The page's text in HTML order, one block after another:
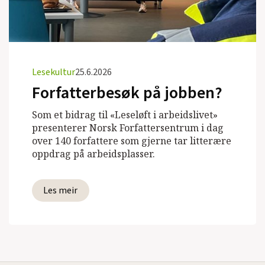
Lesekultur25.6.2026
Forfatterbesøk på jobben?
Som et bidrag til «Leseløft i arbeidslivet»
presenterer Norsk Forfattersentrum i dag
over 140 forfattere som gjerne tar litterære
oppdrag på arbeidsplasser.
Les meir